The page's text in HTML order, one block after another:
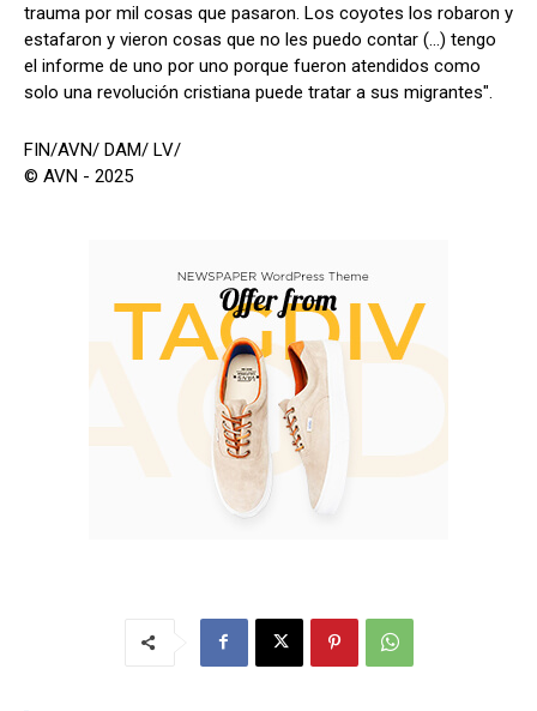
trauma por mil cosas que pasaron. Los coyotes los robaron y
estafaron y vieron cosas que no les puedo contar (...) tengo
el informe de uno por uno porque fueron atendidos como
solo una revolución cristiana puede tratar a sus migrantes".
FIN/AVN/ DAM/ LV/
© AVN - 2025